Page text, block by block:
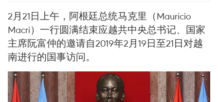
2月21日上午，阿根廷总统马克里（Mauricio
Macri）一行圆满结束应越共中央总书记、国家
主席阮富仲的邀请自2019年2月19日至21日对越
南进行的国事访问。